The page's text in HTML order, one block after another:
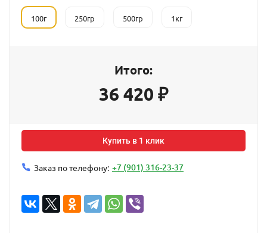
100г 250гр 500гр 1кг
Итого:
36 420 ₽
Купить в 1 клик
Заказ по телефону: +7 (901) 316-23-37